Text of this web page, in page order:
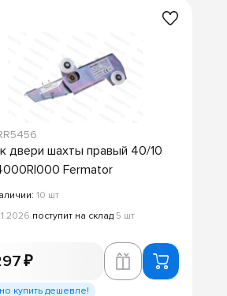
двери шахты правый 40/10
Fermator
10 шт
поступит на склад 5 шт
₽
купить дешевле!